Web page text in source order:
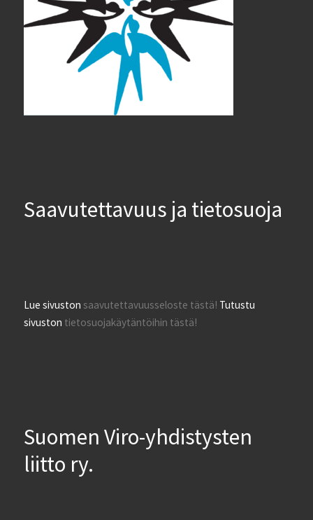
Saavutettavuus ja tietosuoja
Lue sivustonsaavutettavuusseloste tästä! Tutustu
sivuston tietosuojakäytäntöihin tästä!
Suomen Viro-yhdistysten
liitto ry.